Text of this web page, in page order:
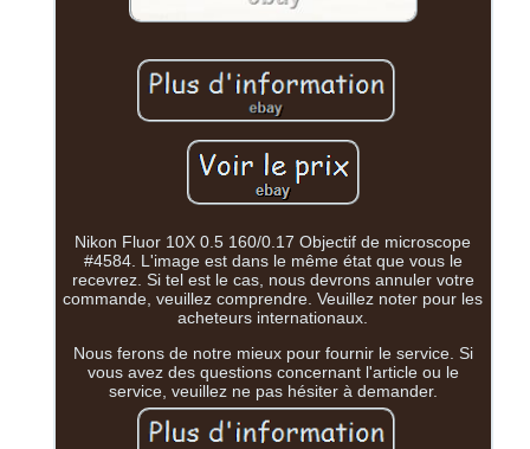
Nikon Fluor 10X 0.5 160/0.17 Objectif de microscope
#4584. L'image est dans le même état que vous le
recevrez. Si tel est le cas, nous devrons annuler votre
commande, veuillez comprendre. Veuillez noter pour les
acheteurs internationaux.
Nous ferons de notre mieux pour fournir le service. Si
vous avez des questions concernant l'article ou le
service, veuillez ne pas hésiter à demander.